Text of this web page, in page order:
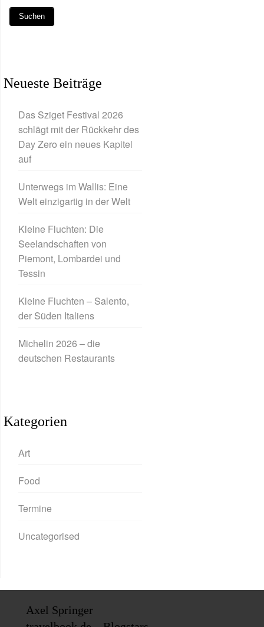
Neueste Beiträge
Das Sziget Festival 2026
schlägt mit der Rückkehr des
Day Zero ein neues Kapitel
auf
Unterwegs im Wallis: Eine
Welt einzigartig in der Welt
Kleine Fluchten: Die
Seelandschaften von
Piemont, Lombardei und
Tessin
Kleine Fluchten – Salento,
der Süden Italiens
Michelin 2026 – die
deutschen Restaurants
Kategorien
Art
Food
Termine
Uncategorised
Axel Springer